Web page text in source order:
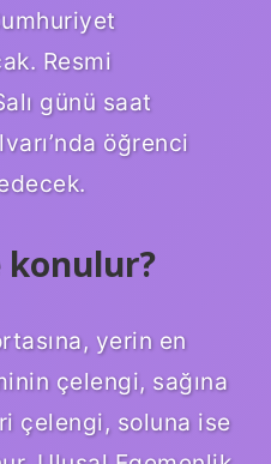
Resmi
günü saat
öğrenci
konulur?
yerin en
çelengi, sağına
çelengi, soluna ise